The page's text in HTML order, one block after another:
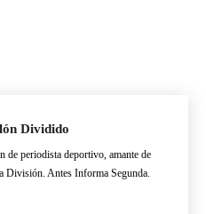
Dividido
de periodista deportivo, amante de
División. Antes Informa Segunda.